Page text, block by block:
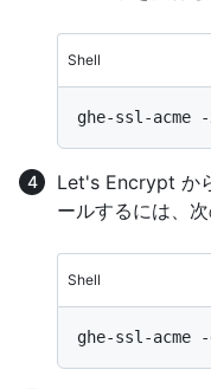
Shell
Let's Encrypt か
ールするには、
Shell